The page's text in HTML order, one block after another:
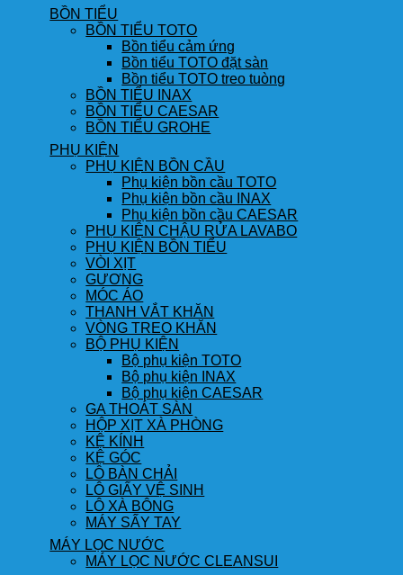
BỒN TIỂU
BỒN TIỂU TOTO
Bồn tiểu cảm ứng
Bồn tiểu TOTO đặt sàn
Bồn tiểu TOTO treo tuòng
BỒN TIỂU INAX
BỒN TIỂU CAESAR
BỒN TIỂU GROHE
PHỤ KIỆN
PHỤ KIỆN BỒN CẦU
Phụ kiện bồn cầu TOTO
Phụ kiện bồn cầu INAX
Phụ kiện bồn cầu CAESAR
PHỤ KIỆN CHẬU RỬA LAVABO
PHỤ KIỆN BỒN TIỂU
VÒI XỊT
GƯƠNG
MÓC ÁO
THANH VẮT KHĂN
VÒNG TREO KHĂN
BỘ PHỤ KIỆN
Bộ phụ kiện TOTO
Bộ phụ kiện INAX
Bộ phụ kiện CAESAR
GA THOÁT SÀN
HỘP XỊT XÀ PHÒNG
KỆ KÍNH
KỆ GÓC
LÔ BÀN CHẢI
LÔ GIẤY VỆ SINH
LÔ XÀ BÔNG
MÁY SẤY TAY
MÁY LỌC NƯỚC
MÁY LỌC NƯỚC CLEANSUI